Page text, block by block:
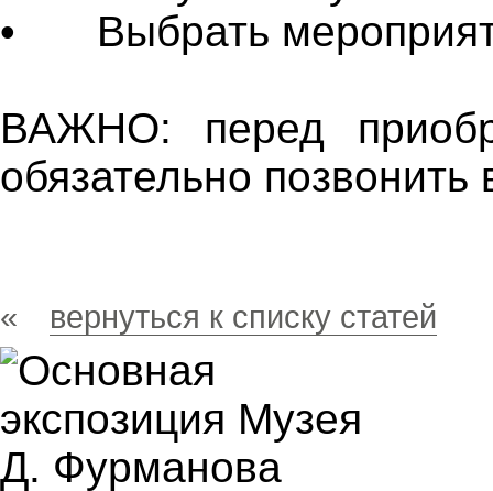
•
Выбрать
ВАЖНО: перед
обязательно
« вернуться к списку статей